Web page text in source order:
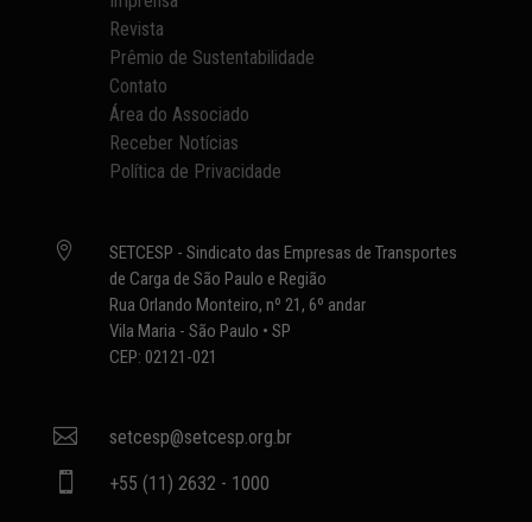
Revista
Prêmio de Sustentabilidade
Contato
Área do Associado
Receber Notícias
Política de Privacidade

SETCESP - Sindicato das Empresas de Transportes
de Carga de São Paulo e Região
Rua Orlando Monteiro, nº 21, 6º andar
Vila Maria - São Paulo • SP
CEP: 02121-021
 setcesp@setcesp.org.br
 +55 (11) 2632 - 1000